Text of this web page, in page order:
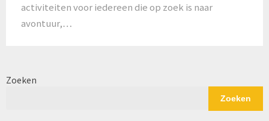
activiteiten voor iedereen die op zoek is naar
avontuur,…
Zoeken
Zoeken